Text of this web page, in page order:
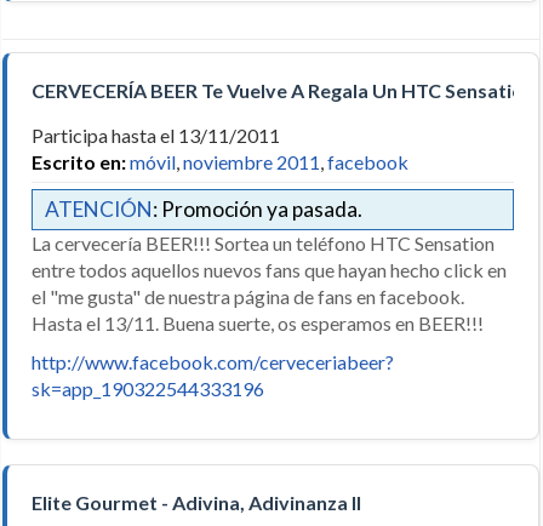
CERVECERÍA BEER Te Vuelve A Regala Un HTC
Participa hasta el 13/11/2011
Escrito en:móvil,noviembre 2011,facebook
ATENCIÓN: Promoción ya pasada.
La cervecería BEER!!! Sortea un teléfono HTC Sensation
entre todos aquellos nuevos fans que hayan hecho click en
el "me gusta" de nuestra página de fans en facebook.
Hasta el 13/11. Buena suerte, os esperamos en BEER!!!
http://www.facebook.com/cerveceriabeer?
sk=app_190322544333196
Elite Gourmet - Adivina, Adivinanza II